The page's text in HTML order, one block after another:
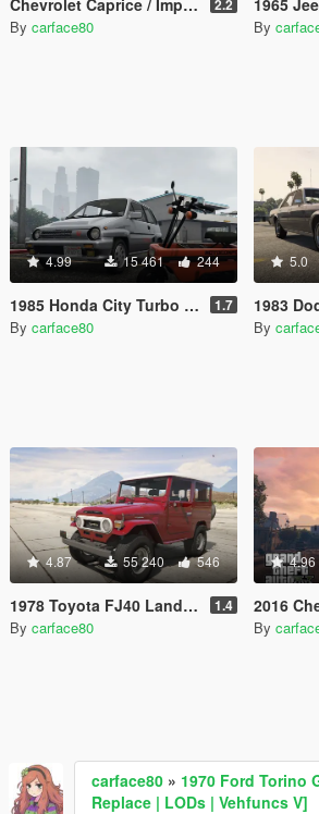
Chevrolet Caprice / Impala 4th Gen Pack [Add-On / Replace | LODS] 2.2
By carface80
1965 Jeep Gladiator J-
By
4.99 15 461 244
1985 Honda City Turbo II JDM [Add-On | Replace | RHD | Tuning | LODs] 1.7
By carface80
5.0
1983 Dodge
By
4.87 55 240 546
1978 Toyota FJ40 Land Cruiser [Add-On / Replace | LODs] 1.4
By carface80
4.96
2016 Chevrolet
By
carface80 » 1970 Ford Torino
Replace | LODs | Vehfuncs V]